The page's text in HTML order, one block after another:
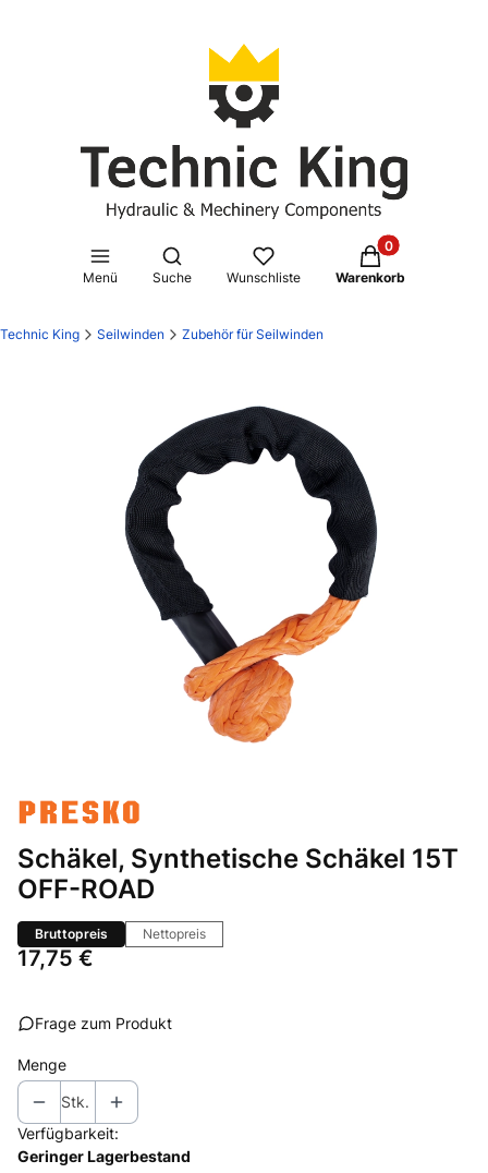
Menü
Suchmaschine öffnen
Suche Wunschliste
Produkte im
Warenkorb
Technic King Seilwinden Zubehör für Seilwinden
Schäkel, Synthetische Schäkel 15T
OFF-ROAD
Bruttopreis Nettopreis
Preis
17,75 €
Frage zum Produkt
Menge
Stk.
Verfügbarkeit:
Geringer Lagerbestand